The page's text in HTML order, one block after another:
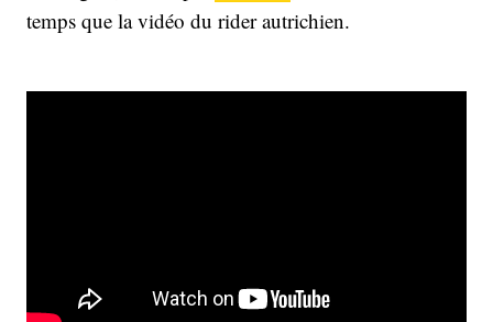
temps que la vidéo du rider autrichien.